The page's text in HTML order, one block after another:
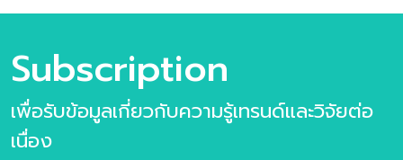
รนด์ความต้องการของผู้บริโภคยุคใหม่ 10 แนวโน้มธุรกิจ
อาหารแห่งอนาคต และ 31 เทรนด์ย่อยประกอบไปด้วย >10
แนวโน้มธุรกิจอาหารแห่งอนาคต ประกอบไปด้วย
Personalized Nutrition Well-Mental Eating Fermented
taste of time Extraordinary Meal Through The Root
Subscription
เพื่อรับข้อมูลเกี่ยวกับความรู้เทรนด์และวิจัยต่อ
เนื่อง